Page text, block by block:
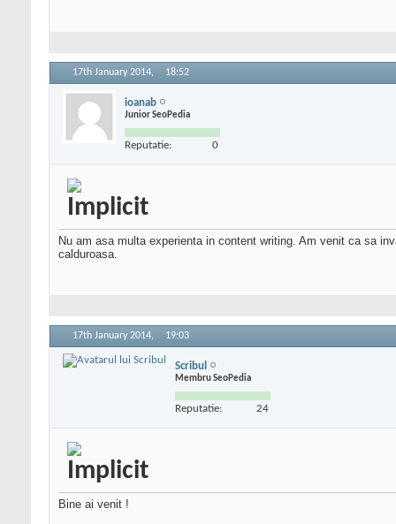
17th January 2014, 18:52
ioanab
Junior SeoPedia
Reputatie: 0
Nu am asa multa experienta in content writing. Am venit ca sa
calduroasa.
17th January 2014, 19:03
Scribul
Membru SeoPedia
Reputatie: 24
Bine ai venit !